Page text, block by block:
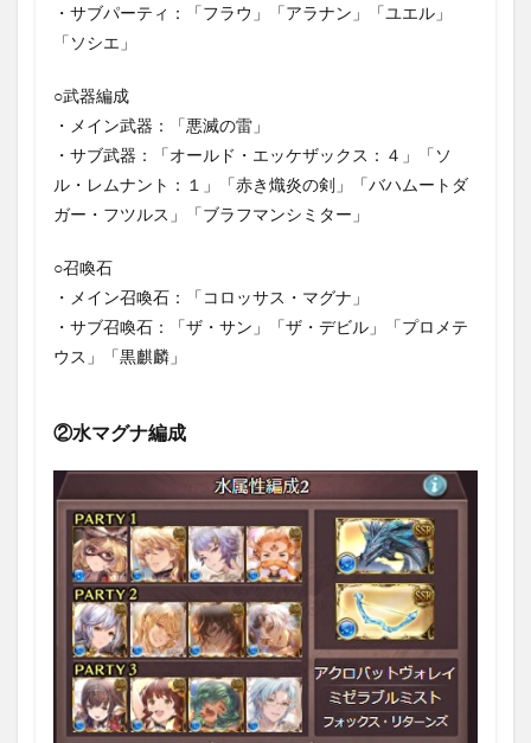
・サブパーティ：「フラウ」「アラナン」「ユエル」
「ソシエ」
○武器編成
・メイン武器：「悪滅の雷」
・サブ武器：「オールド・エッケザックス：４」「ソ
ル・レムナント：１」「赤き熾炎の剣」「バハムートダ
ガー・フツルス」「ブラフマンシミター」
○召喚石
・メイン召喚石：「コロッサス・マグナ」
・サブ召喚石：「ザ・サン」「ザ・デビル」「プロメテ
ウス」「黒麒麟」
②水マグナ編成